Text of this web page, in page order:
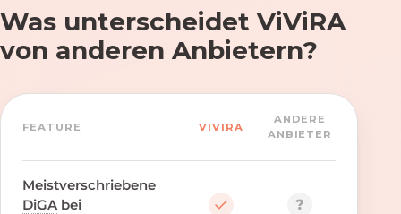
Was unterscheidet ViViRA
von anderen Anbietern?
FEATURE VIVIRA
ANDERE
ANBIETER
Meistverschriebene
DiGA bei
?